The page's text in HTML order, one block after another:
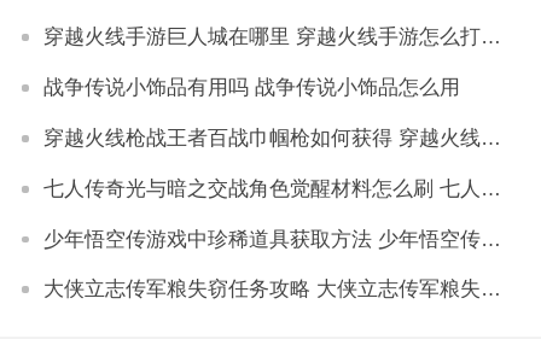
穿越火线手游巨人城在哪里 穿越火线手游怎么打巨人城
战争传说小饰品有用吗 战争传说小饰品怎么用
穿越火线枪战王者百战巾帼枪如何获得 穿越火线枪战王者百战巾帼枪获得方法
七人传奇光与暗之交战角色觉醒材料怎么刷 七人传奇光与暗之交战角色觉醒材料获取攻略
少年悟空传游戏中珍稀道具获取方法 少年悟空传游戏珍稀道具如何获取
大侠立志传军粮失窃任务攻略 大侠立志传军粮失窃任务如何做